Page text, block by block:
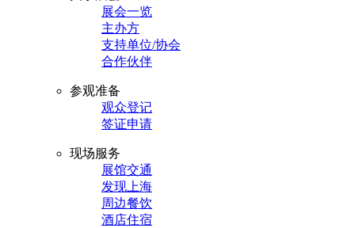
展会一览
主办方
支持单位/协会
合作伙伴
参观准备
观众登记
签证申请
现场服务
展馆交通
发现上海
周边餐饮
酒店住宿